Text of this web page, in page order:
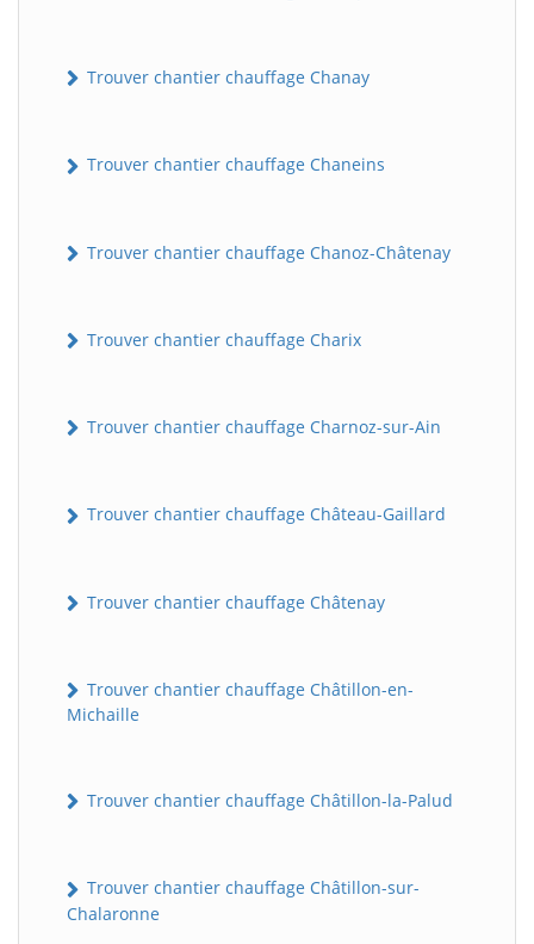
Trouver chantier chauffage Chanay
Trouver chantier chauffage Chaneins
Trouver chantier chauffage Chanoz-Châtenay
Trouver chantier chauffage Charix
Trouver chantier chauffage Charnoz-sur-Ain
Trouver chantier chauffage Château-Gaillard
Trouver chantier chauffage Châtenay
Trouver chantier chauffage Châtillon-en-
Michaille
Trouver chantier chauffage Châtillon-la-Palud
Trouver chantier chauffage Châtillon-sur-
Chalaronne